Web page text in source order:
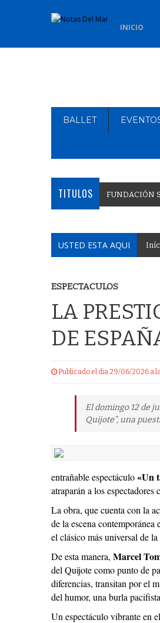
INICIO
BALLET
TITULOS FUNDACIÓN S
USTED ESTA AQUI
ESPECTACULOS
LA
DE
Publicado el dia 29/06/2026 a
El domingo 12 de
Quijote”, una
entrañable espectáculo«Un
atraparán a los
La obra, que cuenta con la
de la escena
el clásico más universal de
De esta manera, Marcel
del Quijote como punto de
diferencias, transitan por el
del humor, una burla
Un espectáculo vibrante en